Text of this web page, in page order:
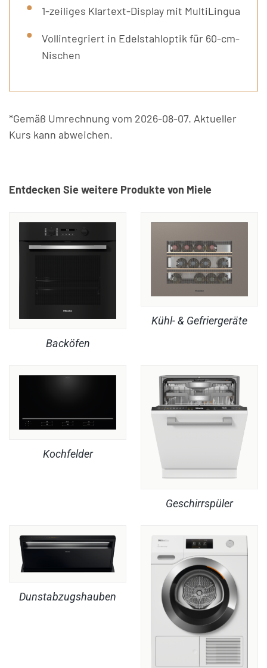
1-zeiliges Klartext-Display mit MultiLingua
Vollintegriert in Edelstahloptik für 60-cm-
Nischen
*Gemäß Umrechnung vom 2026-08-07. Aktueller
Kurs kann abweichen.
Entdecken Sie weitere Produkte von Miele
Backöfen
Kühl- & Gefriergeräte
Kochfelder
Geschirrspüler
Dunstabzugshauben